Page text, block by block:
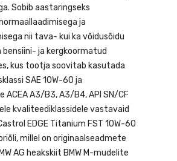
Sobib aastaringseks
ja
nii tava- kui ka võidusõidu
bensiini- ja kergkoormatud
kus tootja soovitab kasutada
SAE 10W-60 ja
ACEA A3/B3, A3/B4, API SN/CF
kvaliteediklassidele vastavaid
EDGE Titanium FST 10W-60
millel on originaalseadmete
AG heakskiit BMW M-mudelite